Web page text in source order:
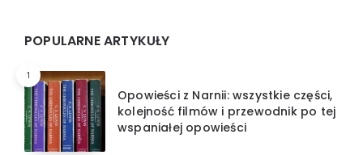
Widgets
POPULARNE ARTYKUŁY
1
Opowieści z Narnii: wszystkie części,
kolejność filmów i przewodnik po tej
wspaniałej opowieści